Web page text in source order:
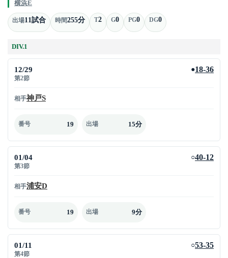
横浜E
出場11試合 時間255分 T2 G0 PG0 DG0
DIV.1
12/29
第2節
●18-36
相手神戸S
番号 19 出場 15分
01/04
第3節
○40-12
相手浦安D
番号 19 出場 9分
01/11
第4節
○53-35